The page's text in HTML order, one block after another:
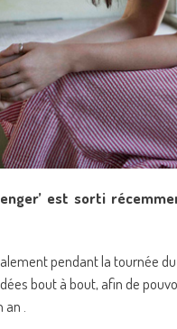
est sorti
pendant la tournée
bout à bout, afin de
.